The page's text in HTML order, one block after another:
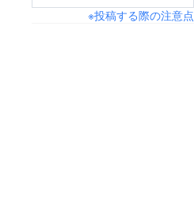
※投稿する際の注意点